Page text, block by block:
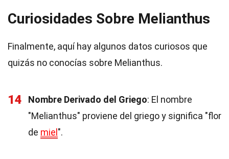
Curiosidades Sobre Melianthus
Finalmente, aquí hay algunos datos curiosos que
quizás no conocías sobre Melianthus.
14 Nombre Derivado del Griego: El nombre
"Melianthus" proviene del griego y significa "flor
de miel ".